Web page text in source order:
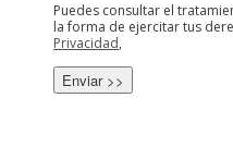
Puedes consultar el
la forma de ejercitar tus
Privacidad,